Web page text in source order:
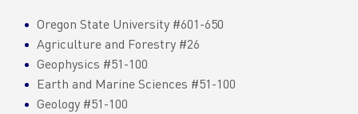
Oregon State University #601-650
Agriculture and Forestry #26
Geophysics #51-100
Earth and Marine Sciences #51-100
Geology #51-100